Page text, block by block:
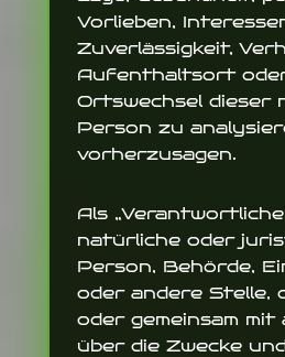
Vorlieben,
Zuverlässigkeit,
Aufenthaltsort
Ortswechsel dieser
Person zu
vorherzusagen.
Als
natürliche oder
Person, Behörde,
oder andere Stelle,
oder gemeinsam mit
über die Zwecke